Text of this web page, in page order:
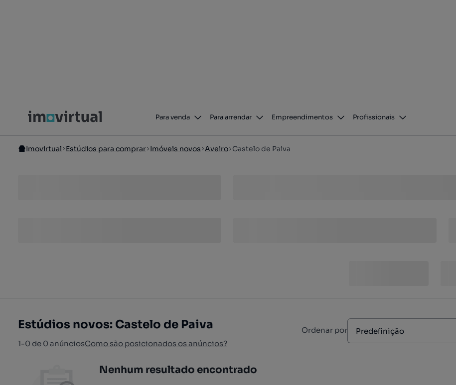
Para venda Para arrendar Empreendimentos Profissionais
Imovirtual Estúdios para comprar Imóveis novos Aveiro Castelo de Paiva
Estúdios novos: Castelo de Paiva
1-0 de 0 anúnciosComo são posicionados os anúncios?
Ordenar por Predefinição
Nenhum resultado encontrado